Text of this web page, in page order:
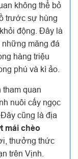
không thể bỏ
trước sự hùng
động. Đây là
măng đá
hàng triệu
phú và kì ảo.
tham quan
nuôi cấy ngọc
cũng là địa
mái chèo
thưởng thức
trên Vịnh.